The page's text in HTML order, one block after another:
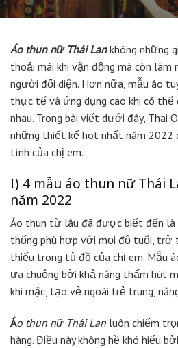
Áo thun nữ Thái Lankhông những
thoải mái khi vận động mà còn làm
người đối diện. Hơn nữa, mẫu áo
thực tế và ứng dụng cao khi có thể
nhau. Trong bài viết dưới đây, Thai
những thiết kế hot nhất năm 2022
tình của chị em.
I) 4 mẫu áo thun nữ Thái
năm 2022
Áo thun từ lâu đã được biết đến là
thống phù hợp với mọi độ tuổi, trở
thiếu trong tủ đồ của chị em. Mẫu
ưa chuộng bởi khả năng thấm hút
khi mặc, tạo vẻ ngoài trẻ trung,
Áo thun nữ Thái Lan luôn chiếm
hàng. Điều này không hề khó hiểu